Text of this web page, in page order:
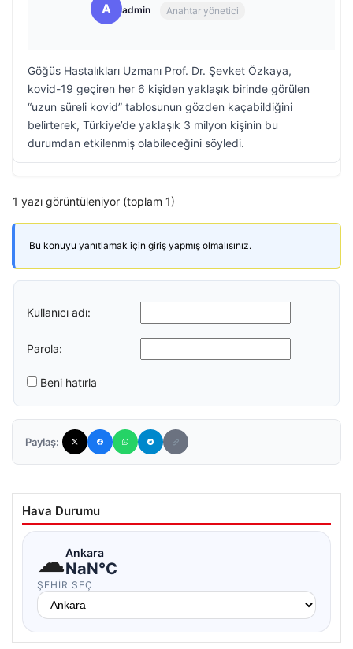
A admin Anahtar yönetici
Göğüs Hastalıkları Uzmanı Prof. Dr. Şevket Özkaya,
kovid-19 geçiren her 6 kişiden yaklaşık birinde görülen
“uzun süreli kovid” tablosunun gözden kaçabildiğini
belirterek, Türkiye’de yaklaşık 3 milyon kişinin bu
durumdan etkilenmiş olabileceğini söyledi.
1 yazı görüntüleniyor (toplam 1)
Bu konuyu yanıtlamak için giriş yapmış olmalısınız.
Kullanıcı adı:
Parola:
Beni hatırla
Paylaş:
Hava Durumu
☁Ankara
NaN°C
ŞEHIR SEÇ